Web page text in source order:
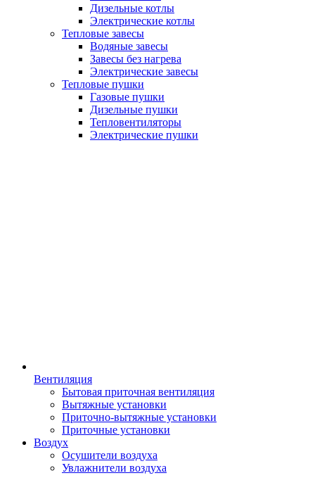
Дизельные котлы
Электрические котлы
Тепловые завесы
Водяные завесы
Завесы без нагрева
Электрические завесы
Тепловые пушки
Газовые пушки
Дизельные пушки
Тепловентиляторы
Электрические пушки
Вентиляция
Бытовая приточная вентиляция
Вытяжные установки
Приточно-вытяжные установки
Приточные установки
Воздух
Осушители воздуха
Увлажнители воздуха